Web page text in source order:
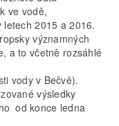
ve vodě,
2015 a 2016.
významných
a to včetně rozsáhlé
vody v Bečvě).
výsledky
od konce ledna